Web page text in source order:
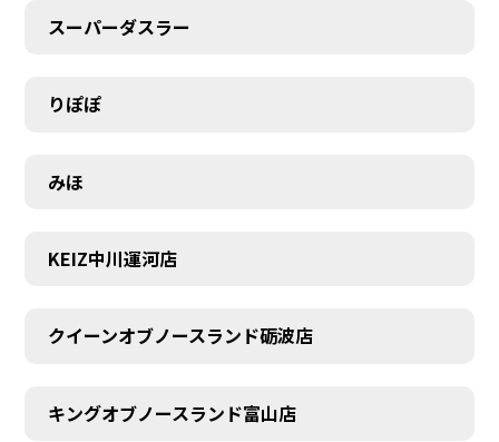
スーパーダスラー
りぽぽ
みほ
KEIZ中川運河店
クイーンオブノースランド砺波店
キングオブノースランド富山店